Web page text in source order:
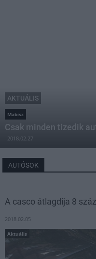
AKTUÁLIS
Mabisz
Csak minden tizedik
2018.02.27
AUTÓSOK
A casco átlagdíja 8
2018.02.05
Aktuális